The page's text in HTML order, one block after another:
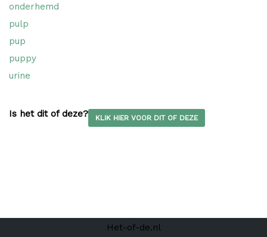
onderhemd
pulp
pup
puppy
urine
Is het dit of deze? KLIK HIER VOOR DIT OF DEZE
Het-of-de.nl